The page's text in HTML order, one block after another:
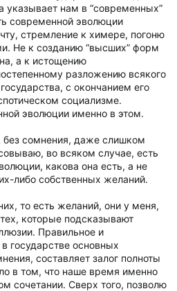
нам в “современных”
современной эволюции
стремление к химере, погоню
Не к созданию “высших” форм
а к истощению
разложению всякого
с окончанием его
социализме.
эволюции именно в этом.
без сомнения, даже слишком
во всяком случае, есть
какова она есть, а не
либо собственных желаний.
то есть желаний, они у меня,
которые подсказывают
Правильное и
государстве основных
составляет залог полноты
в том, что наше время именно
сочетании. Сверх того, позволю